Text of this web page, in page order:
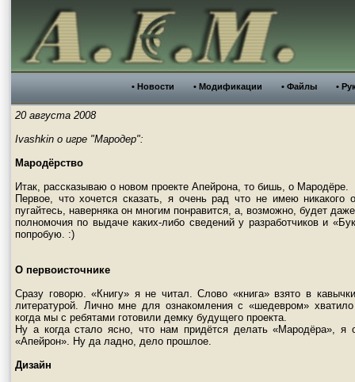
• Новости • Модификации • Файлы •
20 августа 2008
Ivashkin о игре "Мародер":
Мародёрство
Итак, рассказываю о новом проекте Апейрона, то бишь, о Мародёре.
Первое, что хочется сказать, я очень рад что не имею никакого
пугайтесь, наверняка он многим понравится, а, возможно, будет
полномочия по выдаче каких-либо сведений у разработчиков и
попробую. :)
О первоисточнике
Сразу говорю. «Книгу» я не читал. Слово «книга» взято в
литературой. Лично мне для ознакомления с «шедевром»
когда мы с ребятами готовили демку будущего проекта.
Ну а когда стало ясно, что нам придётся делать «Мародёра», я
«Апейрон». Ну да ладно, дело прошлое.
Дизайн